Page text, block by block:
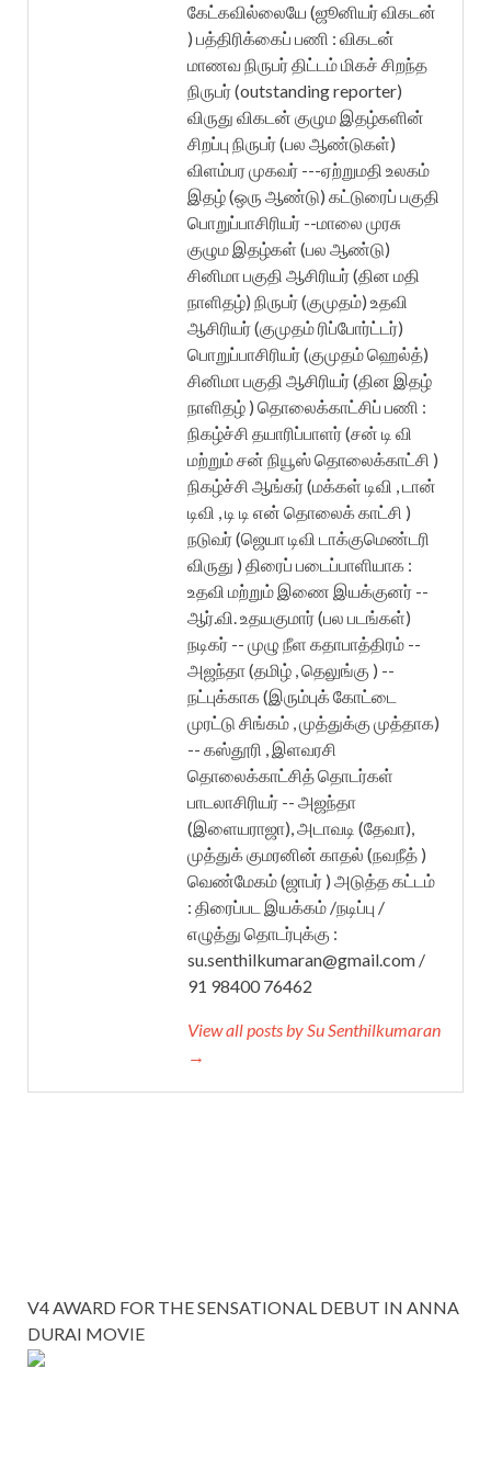
கேட்கவில்லையே (ஜூனியர் விகடன்
) பத்திரிக்கைப் பணி : விகடன்
மாணவ நிருபர் திட்டம் மிகச் சிறந்த
நிருபர் (outstanding reporter)
விருது விகடன் குழும இதழ்களின்
சிறப்பு நிருபர் (பல ஆண்டுகள்)
விளம்பர முகவர் ---ஏற்றுமதி உலகம்
இதழ் (ஒரு ஆண்டு) கட்டுரைப் பகுதி
பொறுப்பாசிரியர் --மாலை முரசு
குழும இதழ்கள் (பல ஆண்டு)
சினிமா பகுதி ஆசிரியர் (தின மதி
நாளிதழ்) நிருபர் (குமுதம்) உதவி
ஆசிரியர் (குமுதம் ரிப்போர்ட்டர்)
பொறுப்பாசிரியர் (குமுதம் ஹெல்த்)
சினிமா பகுதி ஆசிரியர் (தின இதழ்
நாளிதழ் ) தொலைக்காட்சிப் பணி :
நிகழ்ச்சி தயாரிப்பாளர் (சன் டி வி
மற்றும் சன் நியூஸ் தொலைக்காட்சி )
நிகழ்ச்சி ஆங்கர் (மக்கள் டிவி , டான்
டிவி , டி டி என் தொலைக் காட்சி )
நடுவர் (ஜெயா டிவி டாக்குமெண்டரி
விருது ) திரைப் படைப்பாளியாக :
உதவி மற்றும் இணை இயக்குனர் --
ஆர்.வி. உதயகுமார் (பல படங்கள்)
நடிகர் -- முழு நீள கதாபாத்திரம் --
அஜந்தா (தமிழ் , தெலுங்கு ) --
நட்புக்காக (இரும்புக் கோட்டை
முரட்டு சிங்கம் , முத்துக்கு முத்தாக)
-- கஸ்தூரி , இளவரசி
தொலைக்காட்சித் தொடர்கள்
பாடலாசிரியர் -- அஜந்தா
(இளையராஜா), அடாவடி (தேவா),
முத்துக் குமரனின் காதல் (நவநீத் )
வெண்மேகம் (ஜாபர் ) அடுத்த கட்டம்
: திரைப்பட இயக்கம் /நடிப்பு /
எழுத்து தொடர்புக்கு :
su.senthilkumaran@gmail.com /
91 98400 76462
View all posts by Su Senthilkumaran
→
V4 AWARD FOR THE SENSATIONAL DEBUT IN ANNA
DURAI MOVIE